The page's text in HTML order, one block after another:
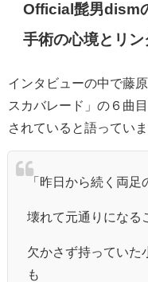
Official髭男dism
手術の心境とリン
インタビューの中で藤
スカバレード」の６曲
されていると語っていま
「昨日から続く両
壊れて元通りになる
欠かさず持っていた
も